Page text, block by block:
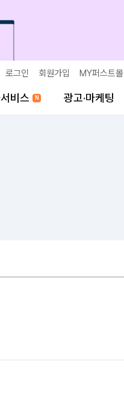
로그인 회원가입 MY퍼스트몰
비스 광고·마케팅